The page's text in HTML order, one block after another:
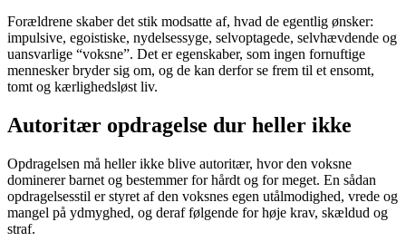
Forældrene skaber det stik modsatte af, hvad de egentlig ønsker:
impulsive, egoistiske, nydelsessyge, selvoptagede, selvhævdende og
uansvarlige “voksne”. Det er egenskaber, som ingen fornuftige
mennesker bryder sig om, og de kan derfor se frem til et ensomt,
tomt og kærlighedsløst liv.
Autoritær opdragelse dur heller ikke
Opdragelsen må heller ikke blive autoritær, hvor den voksne
dominerer barnet og bestemmer for hårdt og for meget. En sådan
opdragelsesstil er styret af den voksnes egen utålmodighed, vrede og
mangel på ydmyghed, og deraf følgende for høje krav, skældud og
straf.